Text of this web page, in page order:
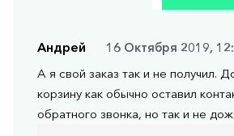
Андрей
16 Октября 2019,
А я свой заказ так и не получил.
корзину как обычно оставил
обратного звонка, но так и не